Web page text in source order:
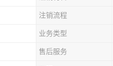
注销流程
业务类型
售后服务